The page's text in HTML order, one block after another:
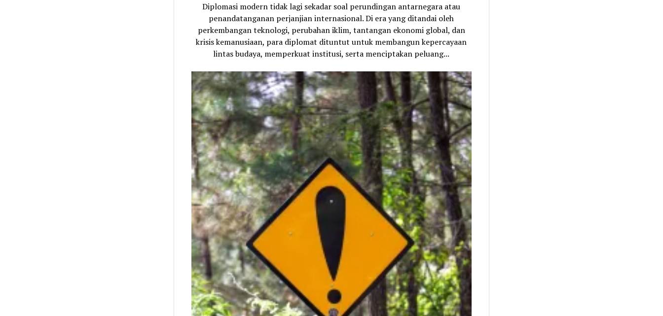
Diplomasi modern tidak lagi sekadar soal perundingan antarnegara atau
penandatanganan perjanjian internasional. Di era yang ditandai oleh
perkembangan teknologi, perubahan iklim, tantangan ekonomi global, dan
krisis kemanusiaan, para diplomat dituntut untuk membangun kepercayaan
lintas budaya, memperkuat institusi, serta menciptakan peluang...